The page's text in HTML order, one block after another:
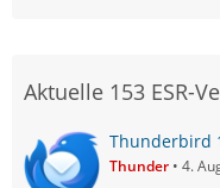
Aktuelle 153 ESR-
Thunderbird
Thunder 4.